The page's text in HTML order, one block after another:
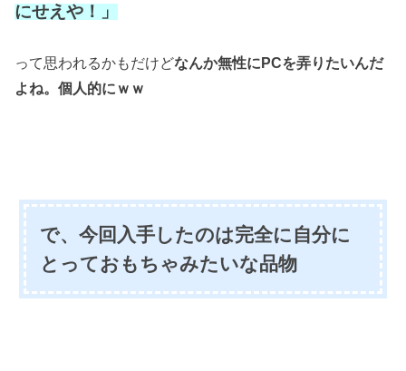
にせえや！」
って思われるかもだけどなんか無性にPCを弄りたいんだ
よね。個人的にｗｗ
で、今回入手したのは完全に自分に
とっておもちゃみたいな品物